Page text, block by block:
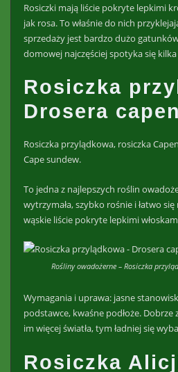
Rosiczki mają liście pokryte lepkimi
jak rosa. To właśnie do nich
sprzedaży jest bardzo dużo
domowej najczęściej spotyka się kilka
Rosiczka
Drosera
Rosiczka przylądkowa, rosiczka
Cape sundew.
To jedna z najlepszych roślin
wytrzymała, szybko rośnie i łatwo się
wąskie liście pokryte lepkimi
Rośliny owadożerne – Rosiczka
Wymagania i uprawa: jasne
podstawce, kwaśne podłoże.
im więcej światła, tym ładniej się
Rosiczka